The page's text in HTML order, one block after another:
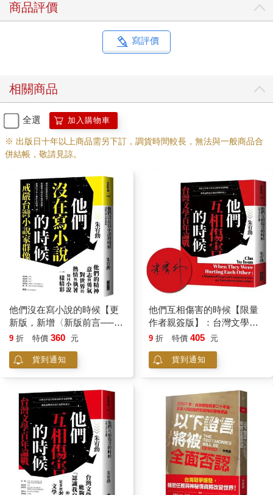
商品評價
寫評價
相關商品
全選 加入購物車
※ 出版日十年以上商品需另下訂，調貨時間較長，無法與一般商品合
併結帳，敬請見諒。
他們沒在寫小說的時候【更
新版，新增〈新版前言──遙
遠的回音〉】：戒嚴台灣小
9 折 特價 360 元
貨到通知
他們互相傷害的時候【限量
作者親簽版】：台灣文學百
年論戰
9 折 特價 405 元
貨到通知